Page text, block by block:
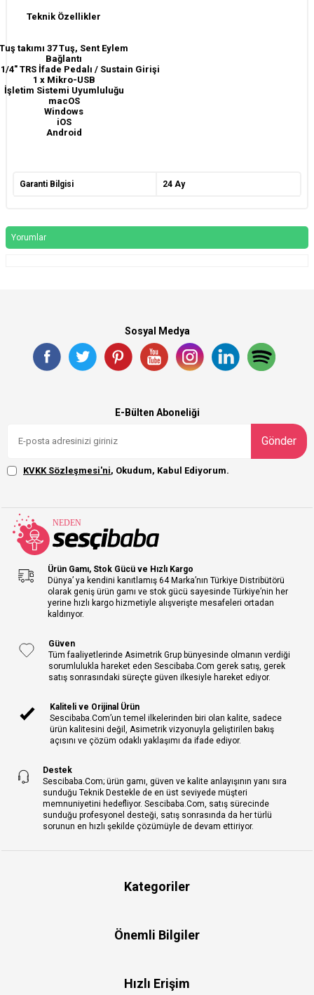
Teknik Özellikler
Tuş takımı 37 Tuş, Sent Eylem
Bağlantı
1/4" TRS İfade Pedalı / Sustain Girişi
1 x Mikro-USB
İşletim Sistemi Uyumluluğu
macOS
Windows
iOS
Android
Garanti Bilgisi 24 Ay
Yorumlar
Sosyal Medya
E-Bülten Aboneliği
Gönder
KVKK Sözleşmesi'ni, Okudum, Kabul Ediyorum.
Ürün Gamı, Stok Gücü ve Hızlı Kargo
Dünya’ ya kendini kanıtlamış 64 Marka’nın Türkiye Distribütörü
olarak geniş ürün gamı ve stok gücü sayesinde Türkiye’nin her
yerine hızlı kargo hizmetiyle alışverişte mesafeleri ortadan
kaldırıyor.
Güven
Tüm faaliyetlerinde Asimetrik Grup bünyesinde olmanın verdiği
sorumlulukla hareket eden Sescibaba.Com gerek satış, gerek
satış sonrasındaki süreçte güven ilkesiyle hareket ediyor.
Kaliteli ve Orijinal Ürün
Sescibaba.Com’un temel ilkelerinden biri olan kalite, sadece
ürün kalitesini değil, Asimetrik vizyonuyla geliştirilen bakış
açısını ve çözüm odaklı yaklaşımı da ifade ediyor.
Destek
Sescibaba.Com; ürün gamı, güven ve kalite anlayışının yanı sıra
sunduğu Teknik Destekle de en üst seviyede müşteri
memnuniyetini hedefliyor. Sescibaba.Com, satış sürecinde
sunduğu profesyonel desteği, satış sonrasında da her türlü
sorunun en hızlı şekilde çözümüyle de devam ettiriyor.
Kategoriler
Önemli Bilgiler
Hızlı Erişim